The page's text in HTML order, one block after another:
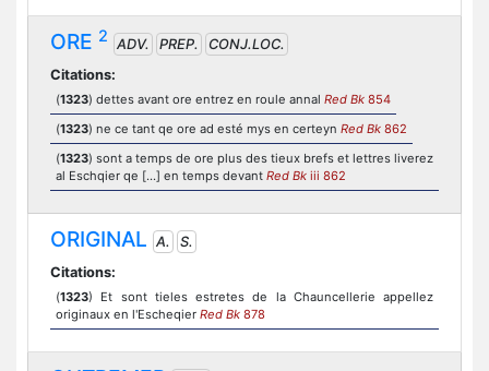
ORE 2 ADV. PREP.
CONJ.LOC.
Citations:
(1323) dettes avant ore entrez en roule annal Red Bk 854
(1323) ne ce tant qe ore ad esté mys en certeyn Red Bk 862
(1323) sont a temps de ore plus des tieux brefs et lettres liverez
al Eschqier qe [...] en temps devant Red Bk iii 862
ORIGINAL A.
S.
Citations:
(1323) Et sont tieles estretes de la Chauncellerie appellez
originaux en l'Escheqier Red Bk 878